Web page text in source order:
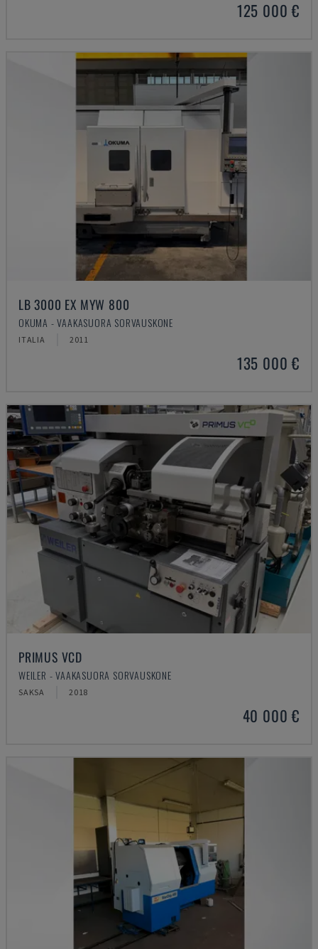
125 000 €
LB 3000 EX MYW 800
OKUMA - VAAKASUORA SORVAUSKONE
ITALIA 2011
135 000 €
PRIMUS VCD
WEILER - VAAKASUORA SORVAUSKONE
SAKSA 2018
40 000 €